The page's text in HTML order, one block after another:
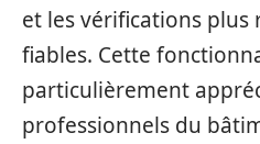
et les vérifications plus
fiables. Cette
particulièrement
professionnels du